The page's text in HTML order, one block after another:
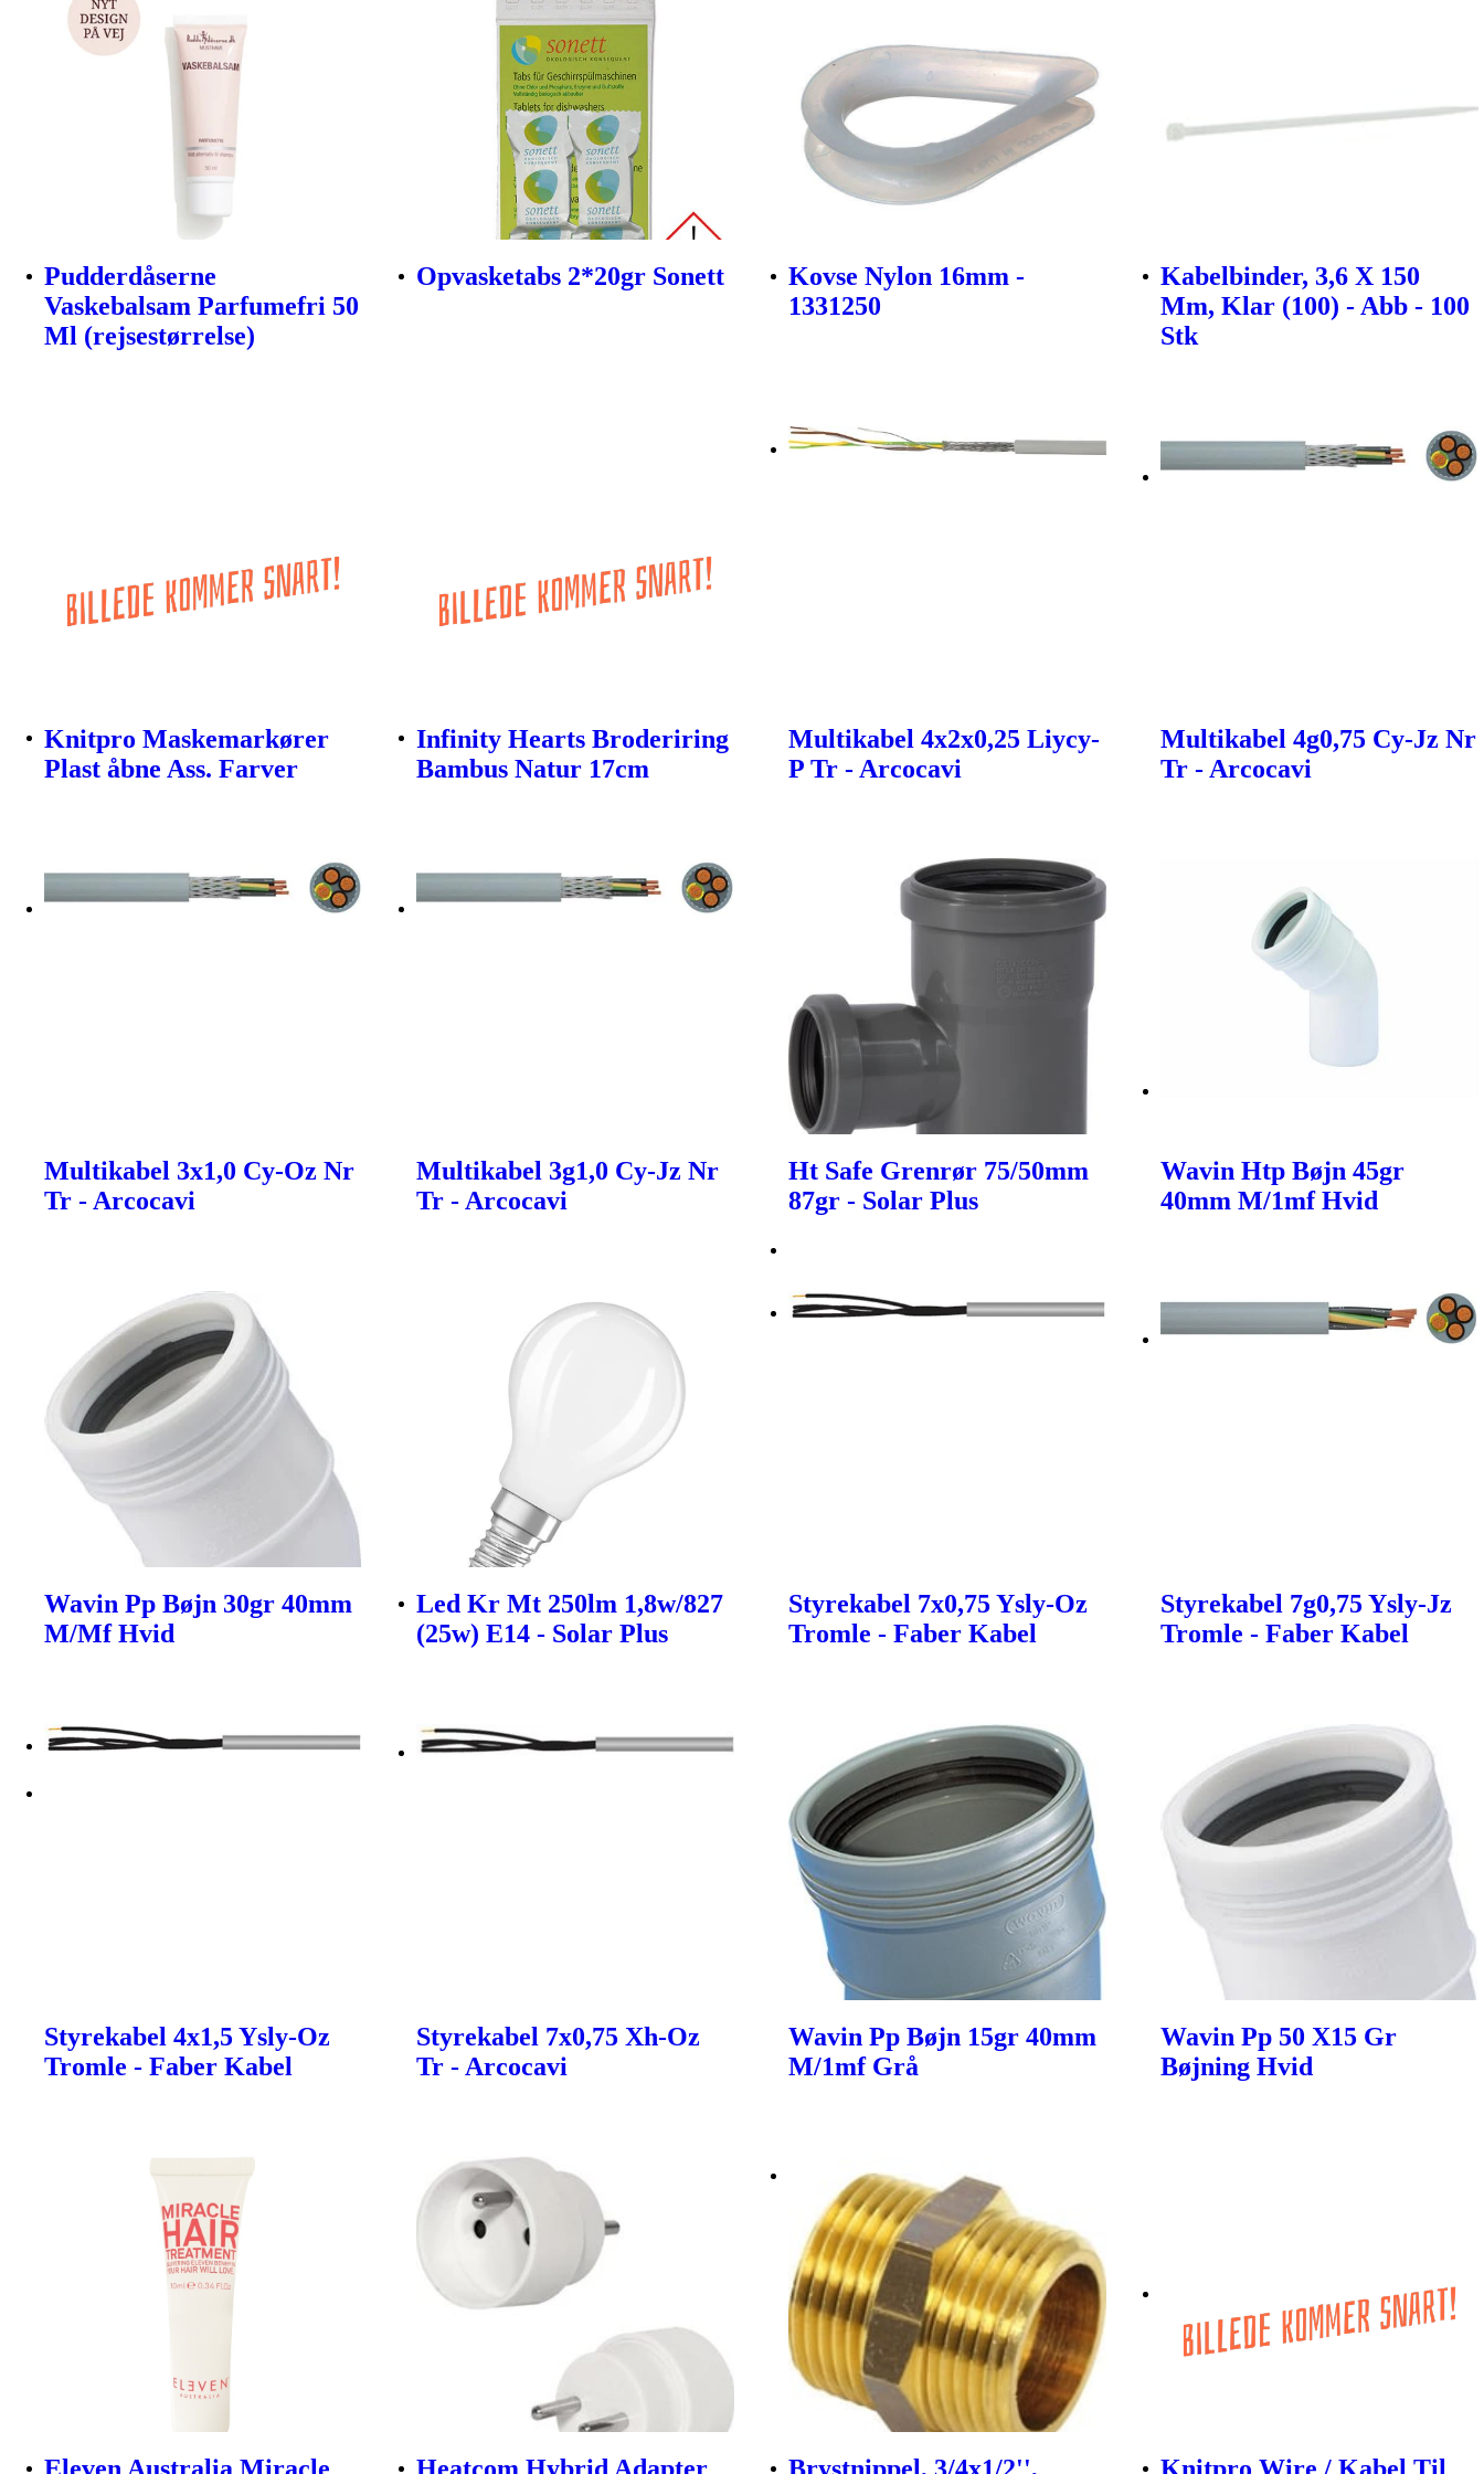
Pudderdåserne
Vaskebalsam Parfumefri 50
Ml (rejsestørrelse)
Opvasketabs 2*20gr Sonett
Kovse Nylon 16mm -
1331250
Kabelbinder, 3,6 X 150
Mm, Klar (100) - Abb - 100
Stk
Knitpro Maskemarkører
Plast åbne Ass. Farver
Infinity Hearts Broderiring
Bambus Natur 17cm
Multikabel 4x2x0,25 Liycy-
P Tr - Arcocavi
Multikabel 4g0,75 Cy-Jz Nr
Tr - Arcocavi
Multikabel 3x1,0 Cy-Oz Nr
Tr - Arcocavi
Multikabel 3g1,0 Cy-Jz Nr
Tr - Arcocavi
Ht Safe Grenrør 75/50mm
87gr - Solar Plus
Wavin Htp Bøjn 45gr
40mm M/1mf Hvid
Wavin Pp Bøjn 30gr 40mm
M/Mf Hvid
Led Kr Mt 250lm 1,8w/827
(25w) E14 - Solar Plus
Styrekabel 7x0,75 Ysly-Oz
Tromle - Faber Kabel
Styrekabel 7g0,75 Ysly-Jz
Tromle - Faber Kabel
Styrekabel 4x1,5 Ysly-Oz
Tromle - Faber Kabel
Styrekabel 7x0,75 Xh-Oz
Tr - Arcocavi
Wavin Pp Bøjn 15gr 40mm
M/1mf Grå
Wavin Pp 50 X15 Gr
Bøjning Hvid